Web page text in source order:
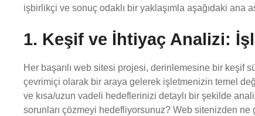
işbirlikçi ve sonuç odaklı bir yaklaşımla aşağıdaki ana
1. Keşif ve İhtiyaç Analizi:
Her başarılı web sitesi projesi, derinlemesine bir keşif
çevrimiçi olarak bir araya gelerek işletmenizin temel
ve kısa/uzun vadeli hedeflerinizi detaylı bir şekilde
sorunları çözmeyi hedefliyorsunuz? Web sitenizden